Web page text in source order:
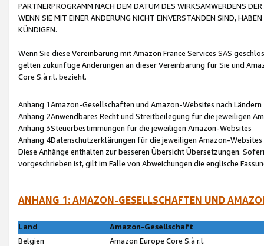
PARTNERPROGRAMM NACH DEM DATUM DES WIRKSAMWERDENS
WENN SIE MIT EINER ÄNDERUNG NICHT EINVERSTANDEN SIND,
KÜNDIGEN.
Wenn Sie diese Vereinbarung mit Amazon France Services SAS
gelten zukünftige Änderungen an dieser Vereinbarung für Sie und
Core S.à r.l. bezieht.
Anhang 1Amazon-Gesellschaften und Amazon-Websites nach Ländern
Anhang 2Anwendbares Recht und Streitbeilegung für die jeweiligen
Anhang 3Steuerbestimmungen für die jeweiligen Amazon-Websites
Anhang 4Datenschutzerklärungen für die jeweiligen Amazon-Websites
Diese Anhänge enthalten zur besseren Übersicht Übersetzungen.
vorgeschrieben ist, gilt im Falle von Abweichungen die englische
ANHANG 1: AMAZON-GESELLSCHAFTEN UND
Land
Amazon-Gesellschaft
Belgien
Amazon Europe Core S.à r.l.